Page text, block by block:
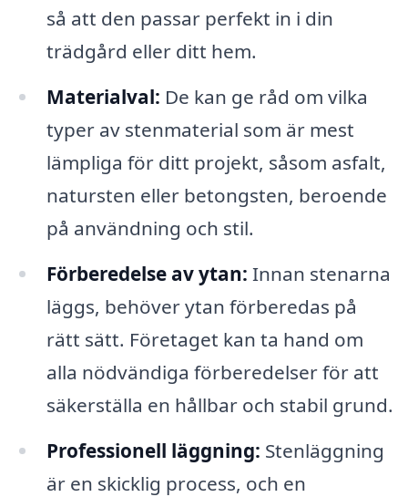
så att den passar perfekt in i din
trädgård eller ditt hem.
Materialval: De kan ge råd om vilka
typer av stenmaterial som är mest
lämpliga för ditt projekt, såsom asfalt,
natursten eller betongsten, beroende
på användning och stil.
Förberedelse av ytan: Innan stenarna
läggs, behöver ytan förberedas på
rätt sätt. Företaget kan ta hand om
alla nödvändiga förberedelser för att
säkerställa en hållbar och stabil grund.
Professionell läggning: Stenläggning
är en skicklig process, och en